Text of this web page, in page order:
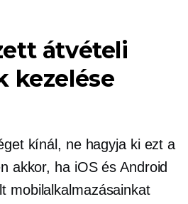
átvételi
kezelése
kínál, ne hagyja ki ezt a
akkor, ha iOS és Android
mobilalkalmazásainkat